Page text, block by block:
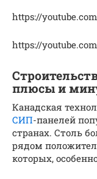
https://
https://
плюсы и
Канадская
СИП-панелей
странах. Столь
рядом
которых,